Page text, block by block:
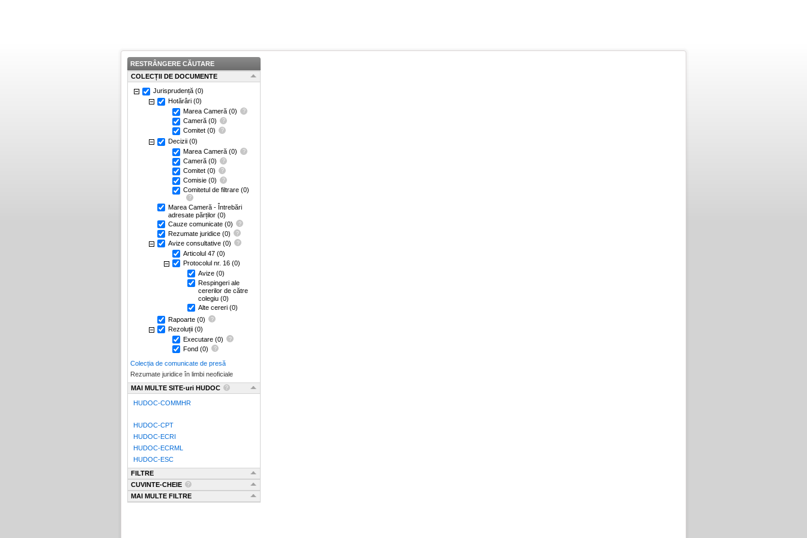
RESTRÂNGERE CĂUTARE
COLECȚII DE DOCUMENTE
Jurisprudență (0)
Hotărâri (0)
Marea Cameră (0)
Cameră (0)
Comitet (0)
Decizii (0)
Marea Cameră (0)
Cameră (0)
Comitet (0)
Comisie (0)
Comitetul de filtrare (0)
Marea Cameră - Întrebări
adresate părților (0)
Cauze comunicate (0)
Rezumate juridice (0)
Avize consultative (0)
Articolul 47 (0)
Protocolul nr. 16 (0)
Avize (0)
Respingeri ale
cererilor de către
colegiu (0)
Alte cereri (0)
Rapoarte (0)
Rezoluții (0)
Executare (0)
Fond (0)
Colecția de comunicate de presă
Rezumate juridice în limbi neoficiale
MAI MULTE SITE-uri HUDOC
HUDOC-COMMHR
HUDOC-CPT
HUDOC-ECRI
HUDOC-ECRML
HUDOC-ESC
FILTRE
CUVINTE-CHEIE
MAI MULTE FILTRE